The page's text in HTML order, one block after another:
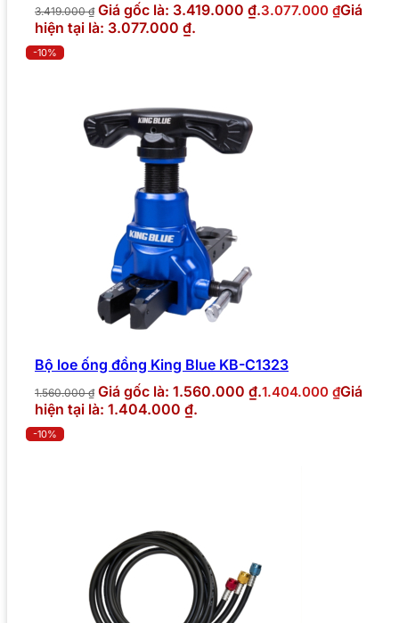
3.419.000₫ Giá gốc là: 3.419.000 ₫.3.077.000 ₫Giá
hiện tại là: 3.077.000 ₫.
-10%
Bộ loe ống đồng King Blue KB-C1323
1.560.000₫ Giá gốc là: 1.560.000 ₫.1.404.000 ₫Giá
hiện tại là: 1.404.000 ₫.
-10%